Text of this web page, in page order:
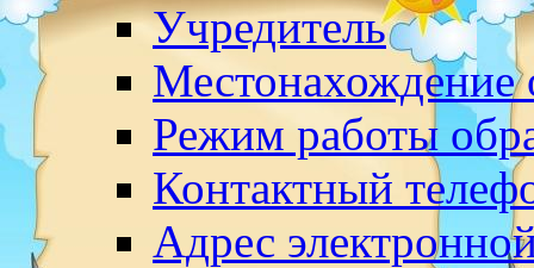
Учредитель
Местонахождение
Режим работы
Контактный
Адрес